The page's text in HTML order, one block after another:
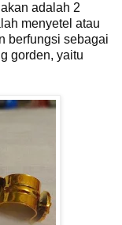
adalah 2
menyetel atau
berfungsi sebagai
gorden, yaitu